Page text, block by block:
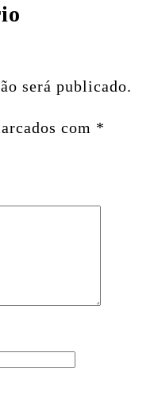
será publicado.
com *